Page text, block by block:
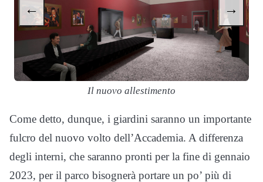
Il nuovo allestimento
← →
Come detto, dunque, i giardini saranno un importante
fulcro del nuovo volto dell’Accademia. A differenza
degli interni, che saranno pronti per la fine di gennaio
2023, per il parco bisognerà portare un po’ più di